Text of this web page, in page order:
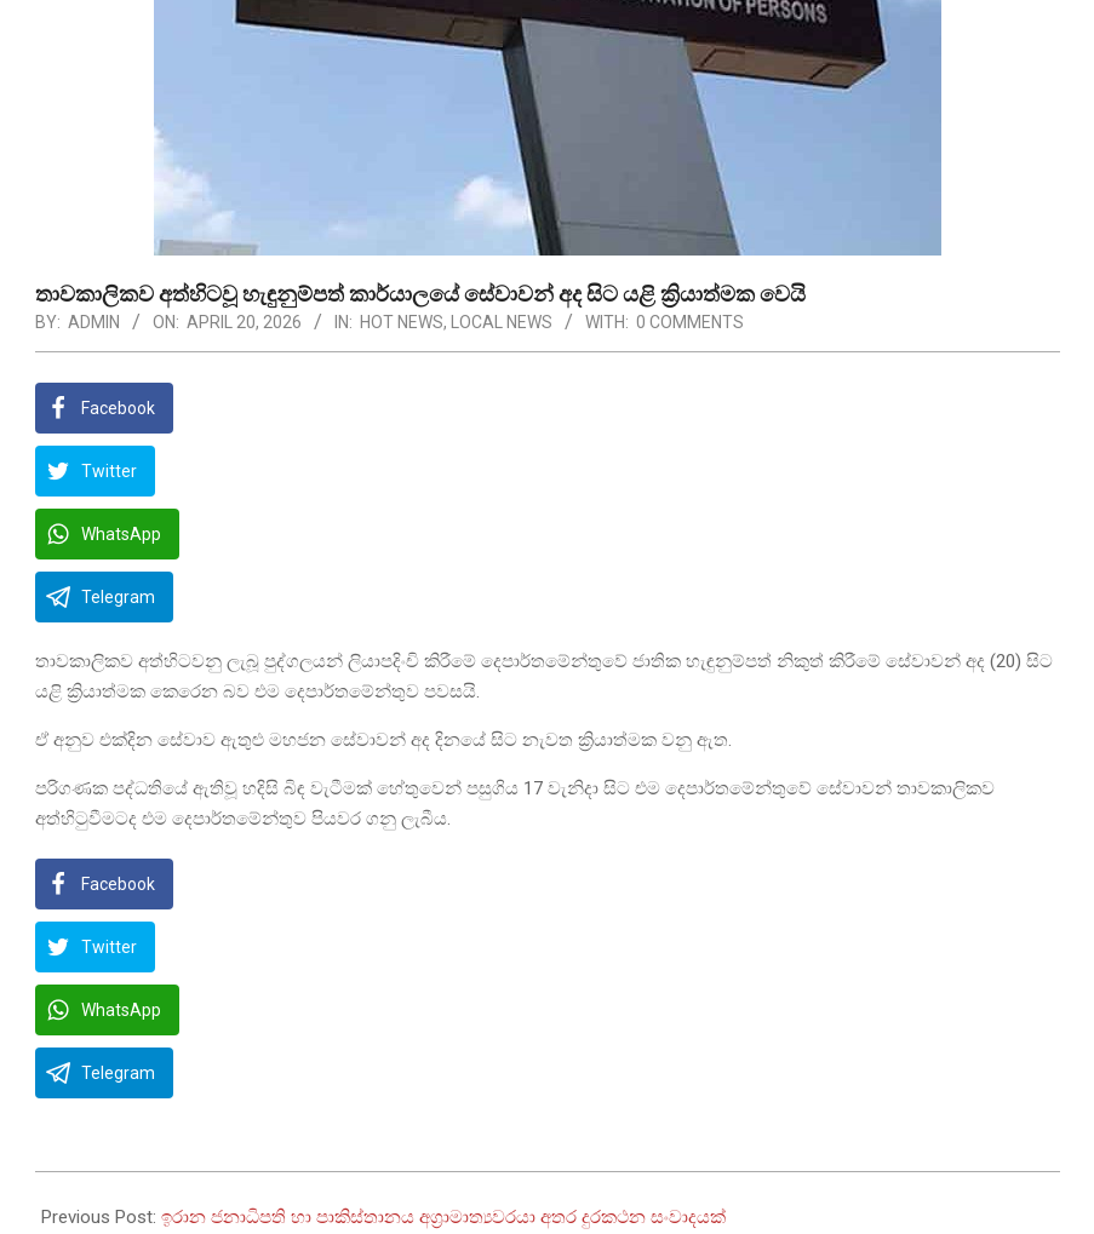
තාවකාලිකව අත්හිටවූ හැඳුනුම්පත් කාර්යාලයේ සේවාවන් අද සිට යළි ක්‍රියාත්මක වෙයි
BY: ADMIN ON: APRIL 20, 2026 IN: HOT NEWS, LOCAL NEWS WITH: 0 COMMENTS
Facebook
Twitter
WhatsApp
Telegram
තාවකාලිකව අත්හිටවනු ලැබූ පුද්ගලයන් ලියාපදිංචි කිරීමේ දෙපාර්තමේන්තුවේ ජාතික හැඳුනුම්පත් නිකුත් කිරීමේ සේවාවන් අද (20) සිට
යළි ක්‍රියාත්මක කෙරෙන බව එම දෙපාර්තමේන්තුව පවසයි.
ඒ අනුව එක්දින සේවාව ඇතුළු මහජන සේවාවන් අද දිනයේ සිට නැවත ක්‍රියාත්මක වනු ඇත.
පරිගණක පද්ධතියේ ඇතිවූ හදිසි බිඳ වැටීමක් හේතුවෙන් පසුගිය 17 වැනිදා සිට එම දෙපාර්තමේන්තුවේ සේවාවන් තාවකාලිකව
අත්හිටුවීමටද එම දෙපාර්තමේන්තුව පියවර ගනු ලැබීය.
Facebook
Twitter
WhatsApp
Telegram
04-
Previous Post: ඉරාන ජනාධිපති හා පාකිස්තානය අග්‍රාමාත්‍යවරයා අතර දුරකථන සංවාදයක්